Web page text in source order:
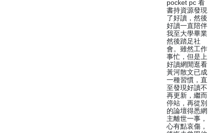
pocket pc 看
書持資源發現
了好讀，然後
好讀一直陪伴
我至大學畢業
然後踏足社
會。雖然工作
事忙，但是上
好讀網閒逛看
黃河散文已成
一種習慣，直
至發現好讀不
再更新，繼而
停站，再從別
的論壇得悉網
主離世一事，
心有點哀傷，